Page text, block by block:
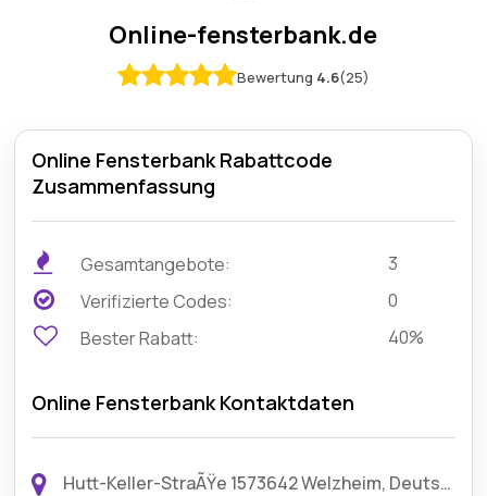
Online-fensterbank.de
Bewertung 4.6(25)
Online Fensterbank Rabattcode
Zusammenfassung
Gesamtangebote:
3
Verifizierte Codes:
0
Bester Rabatt:
40%
Online Fensterbank Kontaktdaten
Hutt-Keller-StraÃŸe 1573642 Welzheim, Deutschland